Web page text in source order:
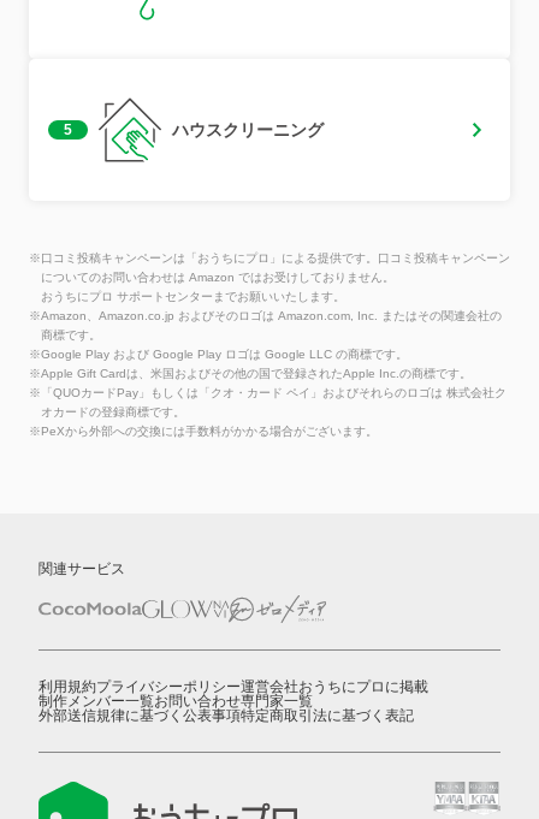
5 ハウスクリーニング
※口コミ投稿キャンペーンは「おうちにプロ」による提供です。口コミ投稿キャンペーン
についてのお問い合わせは Amazon ではお受けしておりません。
おうちにプロ サポートセンターまでお願いいたします。
※Amazon、Amazon.co.jp およびそのロゴは Amazon.com, Inc. またはその関連会社の
商標です。
※Google Play および Google Play ロゴは Google LLC の商標です。
※Apple Gift Cardは、米国およびその他の国で登録されたApple Inc.の商標です。
※「QUOカードPay」もしくは「クオ・カード ペイ」およびそれらのロゴは 株式会社ク
オカードの登録商標です。
※PeXから外部への交換には手数料がかかる場合がございます。
関連サービス
利用規約プライバシーポリシー運営会社おうちにプロに掲載
制作メンバー一覧お問い合わせ専門家一覧
外部送信規律に基づく公表事項特定商取引法に基づく表記